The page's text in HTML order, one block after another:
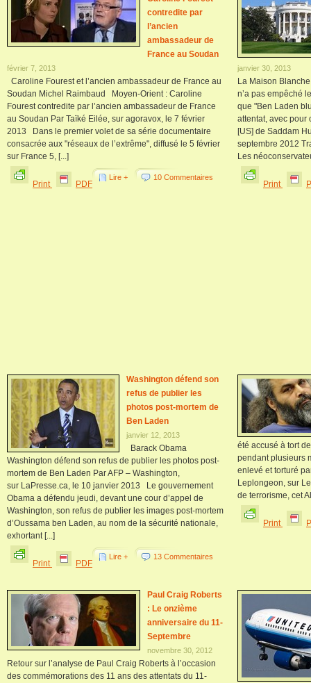
contredite par
l’ancien
ambassadeur de
France au Soudan
février 7, 2013
Caroline Fourest et l’ancien ambassadeur de France au
Soudan Michel Raimbaud Moyen-Orient : Caroline
Fourest contredite par l’ancien ambassadeur de France
au Soudan Par Taïké Eilée, sur agoravox, le 7 février
2013 Dans le premier volet de sa série documentaire
consacrée aux "réseaux de l’extrême", diffusé le 5 février
sur France 5, [...]
Print PDF
Lire + 10 Commentaires
janvier 30, 2013
La Maison
n’a pas empêché
que "Ben Laden
attentat, avec pour
[US] de Saddam
septembre 2012
Les
Print
Washington défend son
refus de publier les
photos post-mortem de
Ben Laden
janvier 12, 2013
Barack Obama
Washington défend son refus de publier les photos post-
mortem de Ben Laden Par AFP – Washington,
sur LaPresse.ca, le 10 janvier 2013 Le gouvernement
Obama a défendu jeudi, devant une cour d’appel de
Washington, son refus de publier les images post-mortem
d’Oussama ben Laden, au nom de la sécurité nationale,
exhortant [...]
Print PDF
Lire + 13 Commentaires
été accusé à tort
pendant plusieurs
enlevé et torturé
Leplongeon, sur
de terrorisme, cet
Print
Paul Craig Roberts
: Le onzième
anniversaire du 11-
Septembre
novembre 30, 2012
Retour sur l’analyse de Paul Craig Roberts à l’occasion
des commémorations des 11 ans des attentats du 11-